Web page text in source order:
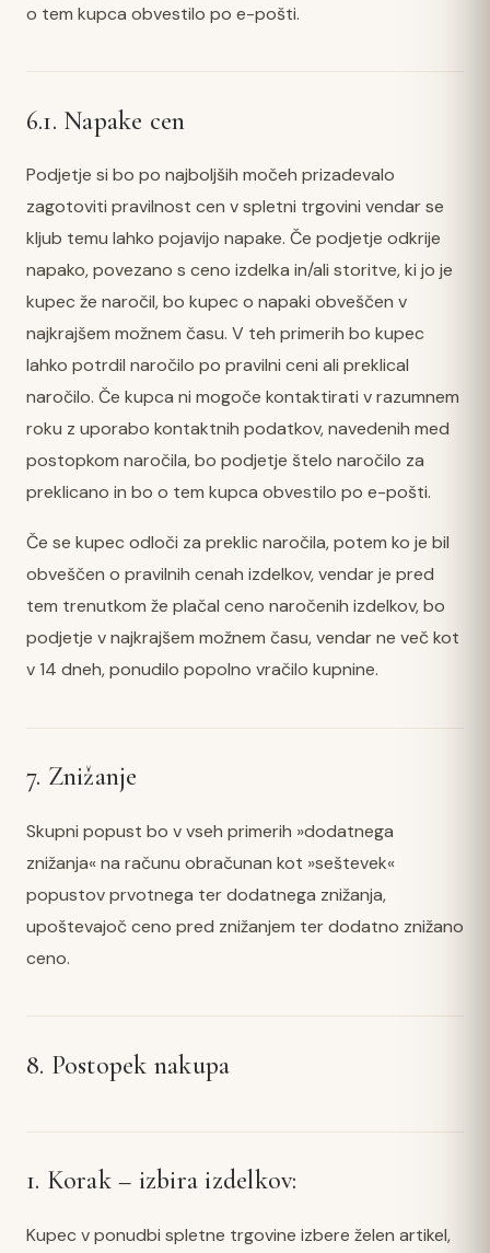
o tem kupca obvestilo po e-pošti.
6.1. Napake cen
Podjetje si bo po najboljših močeh prizadevalo
zagotoviti pravilnost cen v spletni trgovini vendar se
kljub temu lahko pojavijo napake. Če podjetje odkrije
napako, povezano s ceno izdelka in/ali storitve, ki jo je
kupec že naročil, bo kupec o napaki obveščen v
najkrajšem možnem času. V teh primerih bo kupec
lahko potrdil naročilo po pravilni ceni ali preklical
naročilo. Če kupca ni mogoče kontaktirati v razumnem
roku z uporabo kontaktnih podatkov, navedenih med
postopkom naročila, bo podjetje štelo naročilo za
preklicano in bo o tem kupca obvestilo po e-pošti.
Če se kupec odloči za preklic naročila, potem ko je bil
obveščen o pravilnih cenah izdelkov, vendar je pred
tem trenutkom že plačal ceno naročenih izdelkov, bo
podjetje v najkrajšem možnem času, vendar ne več kot
v 14 dneh, ponudilo popolno vračilo kupnine.
7. Znižanje
Skupni popust bo v vseh primerih »dodatnega
znižanja« na računu obračunan kot »seštevek«
popustov prvotnega ter dodatnega znižanja,
upoštevajoč ceno pred znižanjem ter dodatno znižano
ceno.
8. Postopek nakupa
1. Korak – izbira izdelkov:
Kupec v ponudbi spletne trgovine izbere želen artikel,